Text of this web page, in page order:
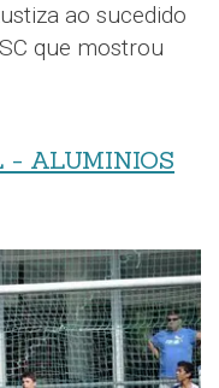
ao sucedido
que mostrou
- ALUMINIOS